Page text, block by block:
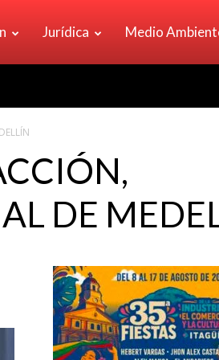
Jurídica Medio
DE